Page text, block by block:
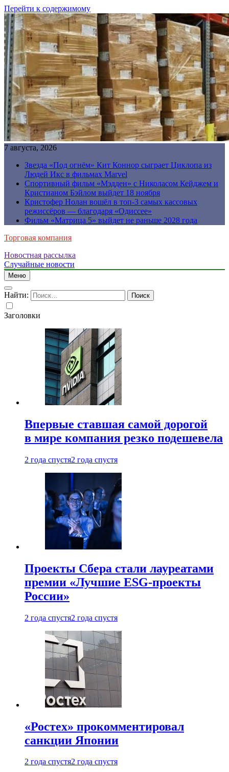
Перейти к содержимому
7 августа, 2026
Звезда «Под огнём» Кит Коннор сыграет Циклопа из
Людей Икс в фильмах Marvel
Спортивный фильм «Мэдден» с Николасом Кейджем и
Кристианом Бэйлом выйдет 18 ноября
Кристофер Нолан вошёл в топ-3 самых кассовых
режиссёров — благодаря «Одиссее»
Фильм «Матрица 5» выйдет не раньше 2028 года
Торговая компания
Новостная рассылка
Случайные новости
Меню
Найти:
Заголовки
Впервые ставшая самой дорогой
в мире компания резко подешевела
2 года спустя2 года спустя
Проекты Сбера стали лауреатами
премии «Лучшие ESG-проекты
России»
2 года спустя2 года спустя
«Ростех» прокомментировал
санкции Японии
2 года спустя2 года спустя